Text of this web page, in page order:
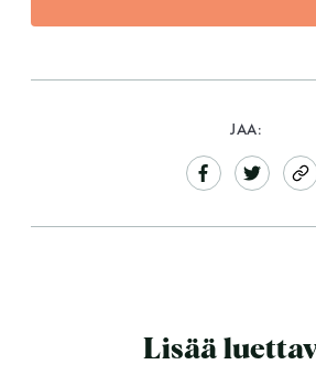
JAA:
Lisää